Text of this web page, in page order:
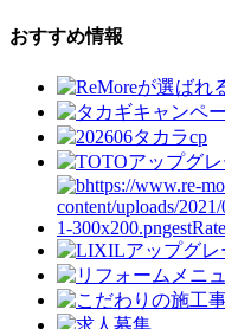
おすすめ情報